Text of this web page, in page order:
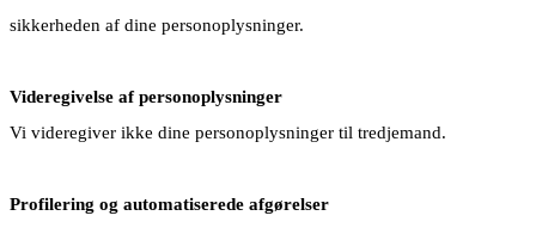
sikkerheden af dine personoplysninger.
Videregivelse af personoplysninger
Vi videregiver ikke dine personoplysninger til tredjemand.
Profilering og automatiserede afgørelser